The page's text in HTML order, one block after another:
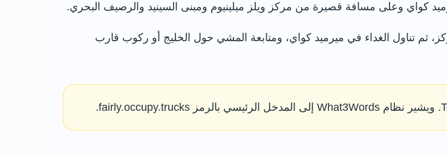
كواي وعلى مسافة قصيرة من مركز ويلز ميلينيوم ومبنى السينيد والرصيف البحري.
ثم تناول الغداء في ميرميد كواي، ومتابعة المشي حول الخليج أو ركوب قارب